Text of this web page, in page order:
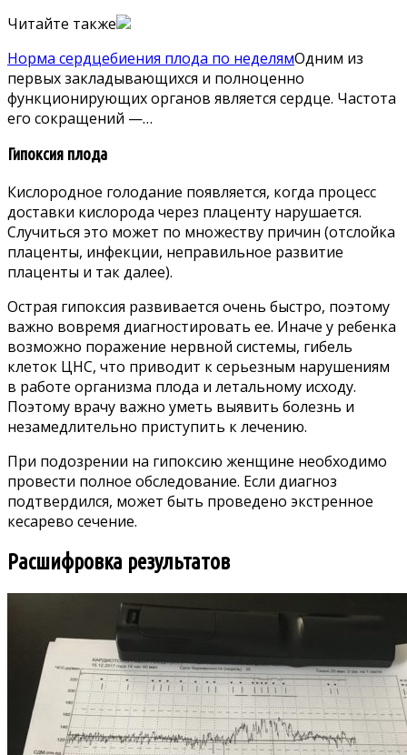
Читайте также
Норма сердцебиения плода по неделямОдним из
первых закладывающихся и полноценно
функционирующих органов является сердце. Частота
его сокращений —…
Гипоксия плода
Кислородное голодание появляется, когда процесс
доставки кислорода через плаценту нарушается.
Случиться это может по множеству причин (отслойка
плаценты, инфекции, неправильное развитие
плаценты и так далее).
Острая гипоксия развивается очень быстро, поэтому
важно вовремя диагностировать ее. Иначе у ребенка
возможно поражение нервной системы, гибель
клеток ЦНС, что приводит к серьезным нарушениям
в работе организма плода и летальному исходу.
Поэтому врачу важно уметь выявить болезнь и
незамедлительно приступить к лечению.
При подозрении на гипоксию женщине необходимо
провести полное обследование. Если диагноз
подтвердился, может быть проведено экстренное
кесарево сечение.
Расшифровка результатов